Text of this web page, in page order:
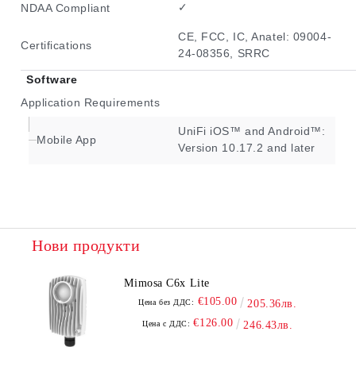
NDAA Compliant ✓
Certifications
CE, FCC, IC, Anatel: 09004-
24-08356, SRRC
Software
Application Requirements
Mobile App
UniFi iOS™ and Android™:
Version 10.17.2 and later
Нови продукти
Mimosa C6x Lite
Цена без ДДС: €105.00 205.36лв.
Цена с ДДС: €126.00 246.43лв.